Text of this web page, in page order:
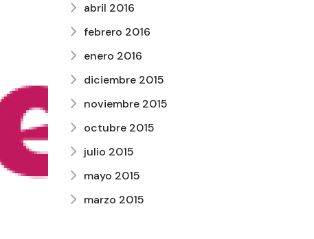
abril 2016
febrero 2016
enero 2016
diciembre 2015
noviembre 2015
octubre 2015
julio 2015
mayo 2015
marzo 2015